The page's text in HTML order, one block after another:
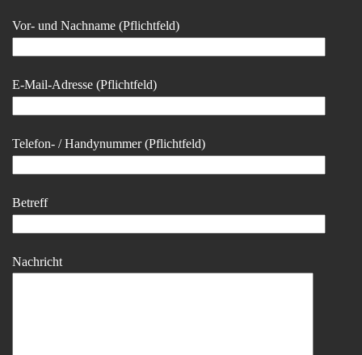
Vor- und Nachname (Pflichtfeld)
E-Mail-Adresse (Pflichtfeld)
Telefon- / Handynummer (Pflichtfeld)
Betreff
Nachricht